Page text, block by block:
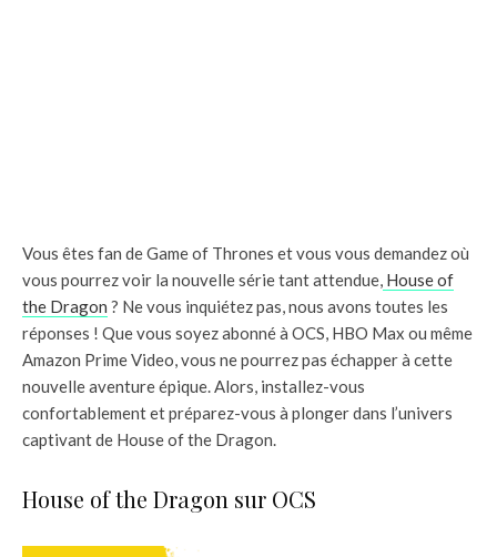
Vous êtes fan de Game of Thrones et vous vous demandez où
vous pourrez voir la nouvelle série tant attendue, House of
the Dragon ? Ne vous inquiétez pas, nous avons toutes les
réponses ! Que vous soyez abonné à OCS, HBO Max ou même
Amazon Prime Video, vous ne pourrez pas échapper à cette
nouvelle aventure épique. Alors, installez-vous
confortablement et préparez-vous à plonger dans l’univers
captivant de House of the Dragon.
House of the Dragon sur OCS